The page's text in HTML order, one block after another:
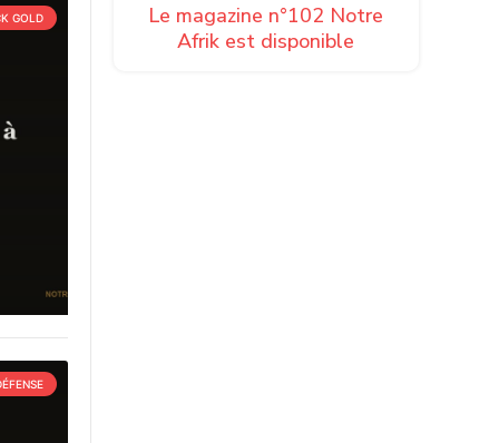
GOLD
Le magazine n°102 Notre
Afrik est disponible